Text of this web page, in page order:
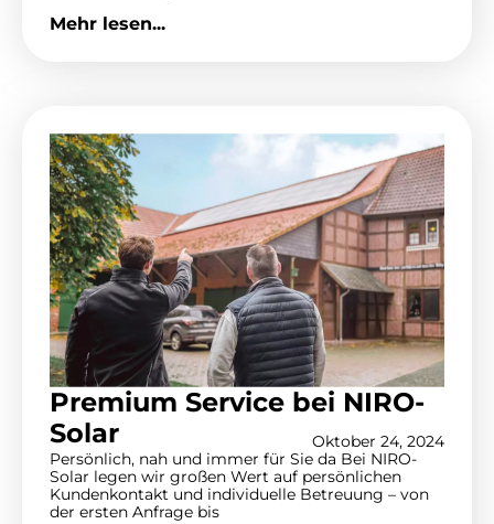
Mehr lesen...
Premium Service bei NIRO-
Solar
Oktober 24, 2024
Persönlich, nah und immer für Sie da Bei NIRO-
Solar legen wir großen Wert auf persönlichen
Kundenkontakt und individuelle Betreuung – von
der ersten Anfrage bis